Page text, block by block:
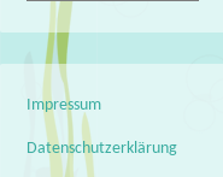
Impressum
Datenschutzerklärung